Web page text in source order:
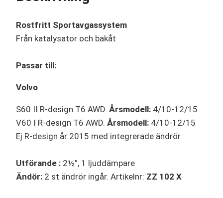
Rostfritt Sportavgassystem
Från katalysator och bakåt
Passar till:
Volvo
S60 II R-design T6 AWD. Årsmodell: 4/10-12/15
V60 I R-design T6 AWD. Årsmodell: 4/10-12/15
Ej R-design år 2015 med integrerade ändrör
Utförande : 2½”, 1 ljuddämpare
Ändör: 2 st ändrör ingår. Artikelnr: ZZ 102 X